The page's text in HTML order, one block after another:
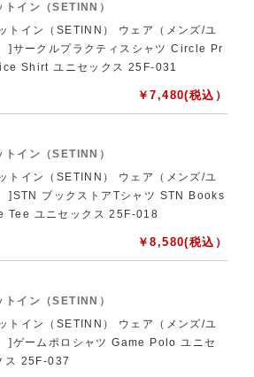
トイン（SETINN）
トイン（SETINN） ウェア（メンズ/ユ
]サークルプラクティスシャツ Circle Pr
Shirt ユニセックス 25F-031
￥7,480(税込）
トイン（SETINN）
トイン（SETINN） ウェア（メンズ/ユ
]STN ブックストアTシャツ STN Books
Tee ユニセックス 25F-018
￥8,580(税込）
トイン（SETINN）
トイン（SETINN） ウェア（メンズ/ユ
]ゲームポロシャツ Game Polo ユニセ
ス 25F-037